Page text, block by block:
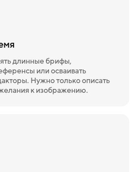
длинные брифы,
или осваивать
Нужно только описать
к изображению.